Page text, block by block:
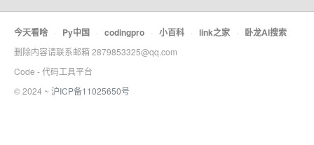
今天看啥 · Py中国 · codingpro · 小百科 · link之家 · 卧龙AI搜索
删除内容请联系邮箱 2879853325@qq.com
Code - 代码工具平台
© 2024 ~ 沪ICP备11025650号